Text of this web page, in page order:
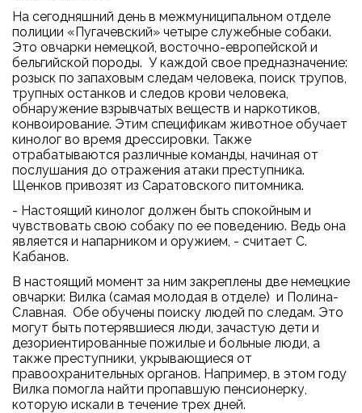
На сегодняшний день в межмуниципальном отделе
полиции «Пугачевский» четыре служебные собаки.
Это овчарки немецкой, восточно-европейской и
бельгийской породы. У каждой свое предназначение:
розыск по запаховым следам человека, поиск трупов,
трупных останков и следов крови человека,
обнаружение взрывчатых веществ и наркотиков,
конвоирование. Этим спецификам животное обучает
кинолог во время дрессировки. Также
отрабатываются различные команды, начиная от
послушания до отражения атаки преступника.
Щенков привозят из Саратовского питомника.
- Настоящий кинолог должен быть спокойным и
чувствовать свою собаку по ее поведению. Ведь она
является и напарником и оружием, - считает С.
Кабанов.
В настоящий момент за ним закреплены две немецкие
овчарки: Вилка (самая молодая в отделе) и Полина-
Славная. Обе обучены поиску людей по следам. Это
могут быть потерявшиеся люди, зачастую дети и
дезориентированные пожилые и больные люди, а
также преступники, укрывающиеся от
правоохранительных органов. Например, в этом году
Вилка помогла найти пропавшую пенсионерку,
которую искали в течение трех дней.